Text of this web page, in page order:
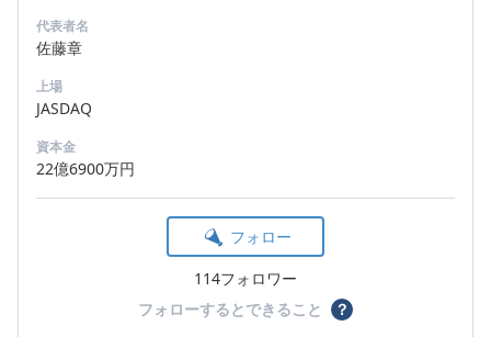
代表者名
佐藤章
上場
JASDAQ
資本金
22億6900万円
フォロー
114フォロワー
フォローするとできること
？